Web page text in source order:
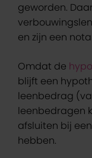
geworden.
en zijn een
Omdat de
blijft een
leenbedrag
leenbedragen
afsluiten bij
hebben.